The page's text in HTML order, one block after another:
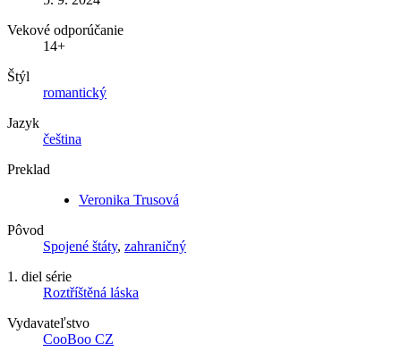
Vekové odporúčanie
14+
Štýl
romantický
Jazyk
čeština
Preklad
Veronika Trusová
Pôvod
Spojené štáty, zahraničný
1. diel série
Roztříštěná láska
Vydavateľstvo
CooBoo CZ